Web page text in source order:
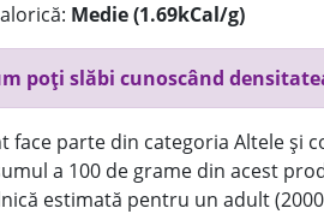
Medie (1.69kCal/g)
poți slăbi cunoscând
face parte din categoria Altele și
a 100 de grame din acest
estimată pentru un adult (2000